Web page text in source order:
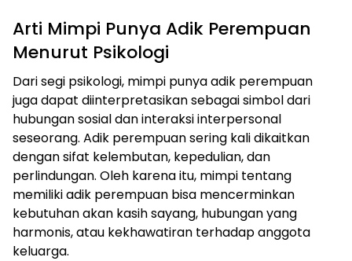
Arti Mimpi Punya Adik Perempuan
Menurut Psikologi
Dari segi psikologi, mimpi punya adik perempuan
juga dapat diinterpretasikan sebagai simbol dari
hubungan sosial dan interaksi interpersonal
seseorang. Adik perempuan sering kali dikaitkan
dengan sifat kelembutan, kepedulian, dan
perlindungan. Oleh karena itu, mimpi tentang
memiliki adik perempuan bisa mencerminkan
kebutuhan akan kasih sayang, hubungan yang
harmonis, atau kekhawatiran terhadap anggota
keluarga.